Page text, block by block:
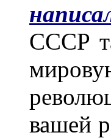
СССР
вашей